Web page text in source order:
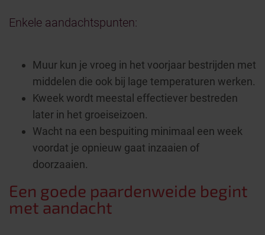
Enkele aandachtspunten:
Muur kun je vroeg in het voorjaar bestrijden met
middelen die ook bij lage temperaturen werken.
Kweek wordt meestal effectiever bestreden
later in het groeiseizoen.
Wacht na een bespuiting minimaal een week
voordat je opnieuw gaat inzaaien of
doorzaaien.
Een goede paardenweide begint
met aandacht